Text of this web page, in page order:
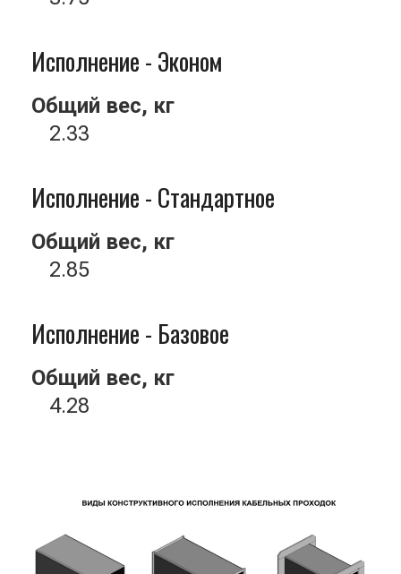
Исполнение - Эконом
Общий вес, кг
2.33
Исполнение - Стандартное
Общий вес, кг
2.85
Исполнение - Базовое
Общий вес, кг
4.28